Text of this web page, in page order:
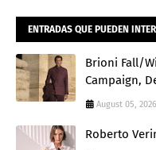
ENTRADAS QUE PUEDEN
Brioni Fall/
Campaign,
August 05, 2026
Roberto